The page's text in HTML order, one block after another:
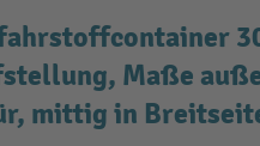
Maße
mittig in